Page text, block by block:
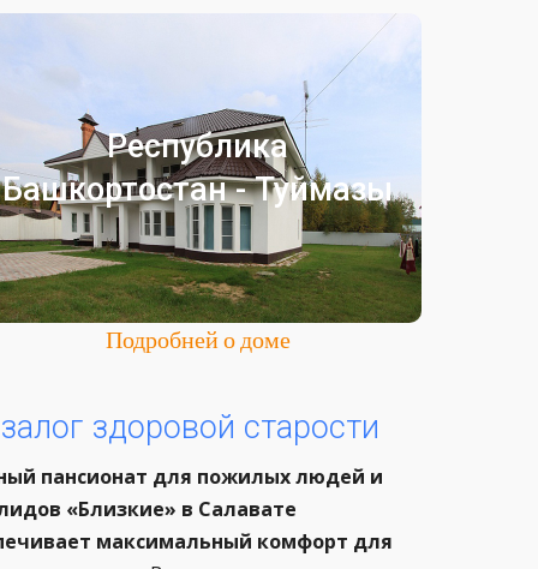
Республика
Башкортостан - Туймазы
Туймазы
Частный пансионат для престарелых
Республика Башкортостан
Город Туймазы
Подробней о доме
здоровой старости
пансионат для пожилых людей и
«Близкие» в Салавате
максимальный комфорт для